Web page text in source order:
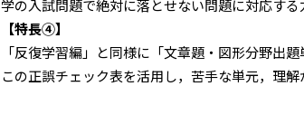
学の入試問題で絶対に落とせない問題に対応する
【特長④】
「反復学習編」と同様に「文章題・図形分野出
この正誤チェック表を活用し，苦手な単元，理